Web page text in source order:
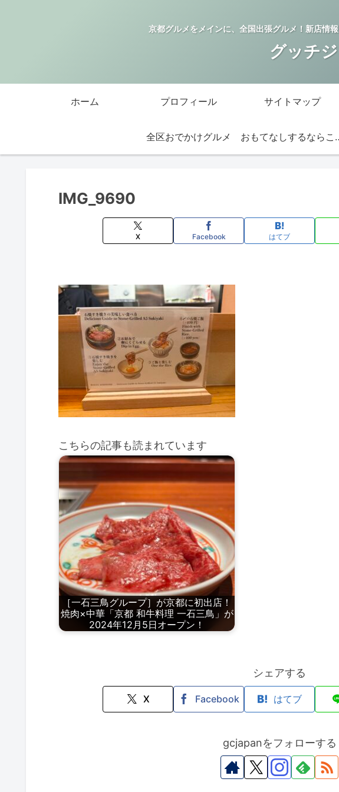
京都グルメをメインに、全国出張グルメ！新店情
グッチ
ホーム プロフィール サイトマップ
全区おでかけグルメ おもて
IMG_9690
X Facebook はてブ
こちらの記事も読まれています
［一石三鳥グループ］が京都に初出店！
焼肉×中華「京都 和牛料理 一石三鳥」が
2024年12月5日オープン！
シェアする
X Facebook はてブ
gcjapanをフォローする